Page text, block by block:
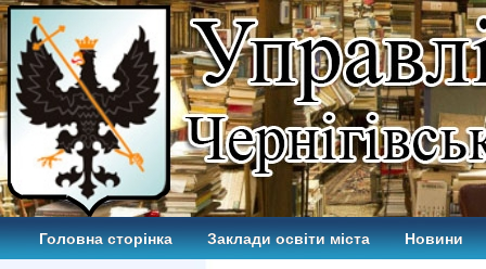
Головна сторінка Заклади освіти міста Новини